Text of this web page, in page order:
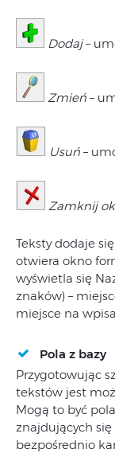
Dodaj–
Zmień –
Usuń –
Zamknij
Teksty dodaje
otwiera okno
wyświetla się
znaków) –
miejsce na
Pola z bazy
Przygotowując
tekstów jest
Mogą to być
znajdujących
bezpośrednio